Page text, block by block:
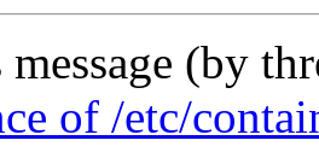
message (by
of /etc/